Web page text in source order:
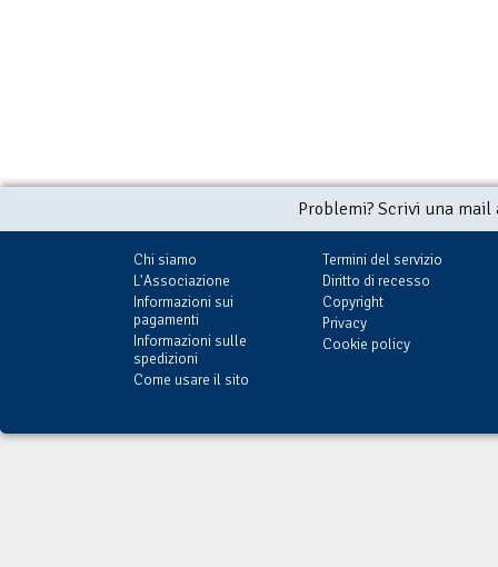
Problemi? Scrivi una
Chi siamo
L'Associazione
Informazioni sui
pagamenti
Informazioni sulle
spedizioni
Come usare il sito
Termini del servizio
Diritto di recesso
Copyright
Privacy
Cookie policy